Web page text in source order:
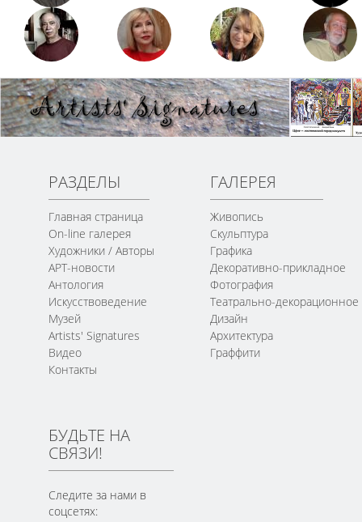
РАЗДЕЛЫ
Главная страница
On-line галерея
Художники / Авторы
АРТ-новости
Антология
Искусствоведение
Музей
Artists' Signatures
Видео
Контакты
ГАЛЕРЕЯ
Живопись
Скульптура
Графика
Декоративно-прикладное
Фотография
Театрально-декорационное
Дизайн
Архитектура
Граффити
БУДЬТЕ НА
СВЯЗИ!
Следите за нами в
соцсетях: